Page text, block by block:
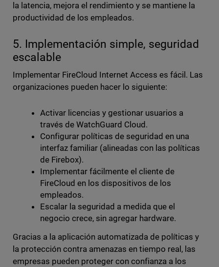
la latencia, mejora el rendimiento y se mantiene la
productividad de los empleados.
5. Implementación simple, seguridad
escalable
Implementar FireCloud Internet Access es fácil. Las
organizaciones pueden hacer lo siguiente:
Activar licencias y gestionar usuarios a
través de WatchGuard Cloud.
Configurar políticas de seguridad en una
interfaz familiar (alineadas con las políticas
de Firebox).
Implementar fácilmente el cliente de
FireCloud en los dispositivos de los
empleados.
Escalar la seguridad a medida que el
negocio crece, sin agregar hardware.
Gracias a la aplicación automatizada de políticas y
la protección contra amenazas en tiempo real, las
empresas pueden proteger con confianza a los